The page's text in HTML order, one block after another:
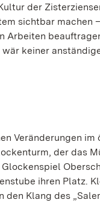
der
sichtbar machen
keiner
Veränderungen
der das
ihren Platz.
Klang des